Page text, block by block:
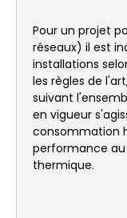
Pour un projet
réseaux) il est
installations
les règles de
suivant
en vigueur
consommation
performance
thermique.